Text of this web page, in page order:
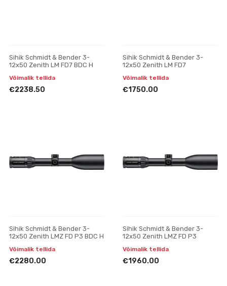
Sihik Schmidt & Bender 3-
12x50 Zenith LM FD7 BDC H
Võimalik tellida
€2238.50
Sihik Schmidt & Bender 3-
12x50 Zenith LM FD7
Võimalik tellida
€1750.00
Sihik Schmidt & Bender 3-
12x50 Zenith LMZ FD P3 BDC H
Võimalik tellida
€2280.00
Sihik Schmidt & Bender 3-
12x50 Zenith LMZ FD P3
Võimalik tellida
€1960.00